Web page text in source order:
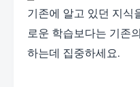
기존에 알고 있던 지식
로운 학습보다는 기존
하는데 집중하세요.